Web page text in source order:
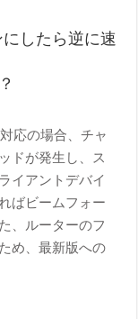
したら逆に速
応の場合、チャ
ドが発生し、ス
イアントデバイ
ばビームフォー
、ルーターのフ
め、最新版への